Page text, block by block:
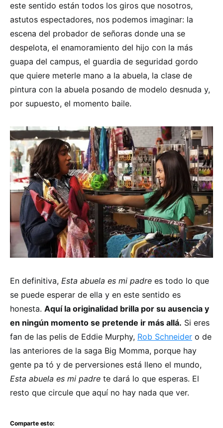
este sentido están todos los giros que nosotros,
astutos espectadores, nos podemos imaginar: la
escena del probador de señoras donde una se
despelota, el enamoramiento del hijo con la más
guapa del campus, el guardia de seguridad gordo
que quiere meterle mano a la abuela, la clase de
pintura con la abuela posando de modelo desnuda y,
por supuesto, el momento baile.
En definitiva, Esta abuela es mi padre es todo lo que
se puede esperar de ella y en este sentido es
honesta. Aquí la originalidad brilla por su ausencia y
en ningún momento se pretende ir más allá. Si eres
fan de las pelis de Eddie Murphy, Rob Schneider o de
las anteriores de la saga Big Momma, porque hay
gente pa tó y de perversiones está lleno el mundo,
Esta abuela es mi padre te dará lo que esperas. El
resto que circule que aquí no hay nada que ver.
Comparte esto: